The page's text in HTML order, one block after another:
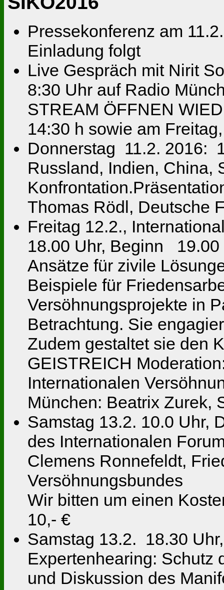
Pressekonferenz am
Einladung folgt
Live Gespräch mit Nirit
8:30 Uhr auf Radio
STREAM ÖFFNEN
14:30 h sowie am
Donnerstag 11.2. 2016:
Russland, Indien, China,
Thomas Rödl, Deutsche
Freitag 12.2.,
18.00 Uhr, Beginn 19.00
Ansätze für zivile
Beispiele für
Versöhnungsprojekte in
Betrachtung. Sie
Zudem gestaltet sie den
GEISTREICH
Internationalen
München: Beatrix Zurek,
Samstag 13.2. 10.0 Uhr,
des Internationalen
Clemens Ronnefeldt,
Versöhnungsbundes
Wir bitten um einen
10,- €
Samstag 13.2. 18.30
Expertenhearing: Schutz
und Diskussion des